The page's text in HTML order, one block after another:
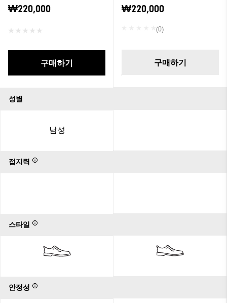
₩220,000
구매하기
성별
남성
접지력
스타일
안정성
₩220,000
(0)
구매하기